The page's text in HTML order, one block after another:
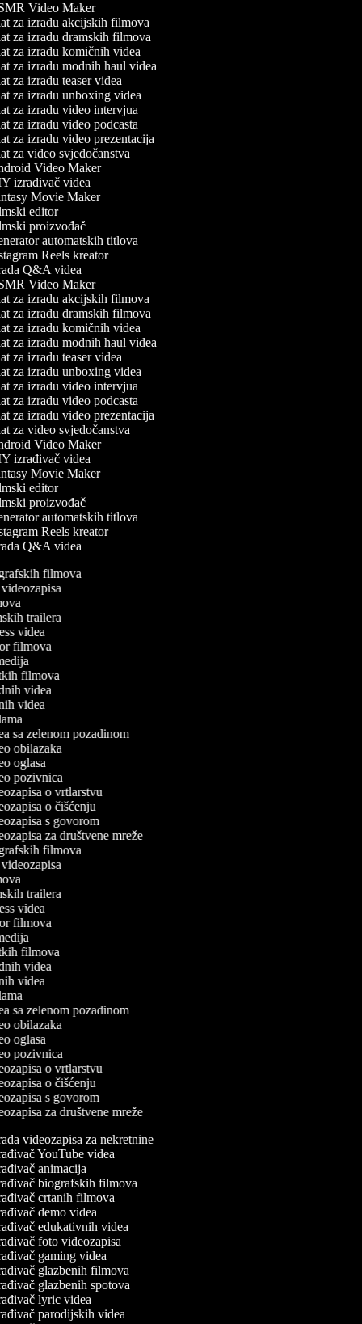
Video Maker
za izradu akcijskih filmova
za izradu dramskih filmova
za izradu komičnih videa
za izradu modnih haul videa
za izradu teaser videa
za izradu unboxing videa
za izradu video intervjua
za izradu video podcasta
za izradu video prezentacija
za video svjedočanstva
Video Maker
izrađivač videa
Movie Maker
editor
proizvođač
automatskih titlova
Reels kreator
Q&A videa
Video Maker
za izradu akcijskih filmova
za izradu dramskih filmova
za izradu komičnih videa
za izradu modnih haul videa
za izradu teaser videa
za izradu unboxing videa
za izradu video intervjua
za izradu video podcasta
za izradu video prezentacija
za video svjedočanstva
Video Maker
izrađivač videa
Movie Maker
editor
proizvođač
automatskih titlova
Reels kreator
Q&A videa
filmova
videozapisa
trailera
videa
filmova
filmova
videa
videa
sa zelenom pozadinom
obilazaka
oglasa
pozivnica
o vrtlarstvu
o čišćenju
s govorom
za društvene mreže
filmova
videozapisa
trailera
videa
filmova
filmova
videa
videa
sa zelenom pozadinom
obilazaka
oglasa
pozivnica
o vrtlarstvu
o čišćenju
s govorom
za društvene mreže
videozapisa za nekretnine
YouTube videa
animacija
biografskih filmova
crtanih filmova
demo videa
edukativnih videa
foto videozapisa
gaming videa
glazbenih filmova
glazbenih spotova
lyric videa
parodijskih videa